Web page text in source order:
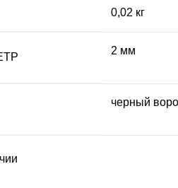
0,02 кг
2 мм
черный